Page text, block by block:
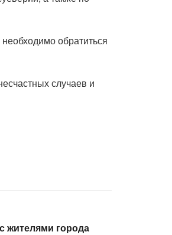
обратиться
случаев и
жителями города